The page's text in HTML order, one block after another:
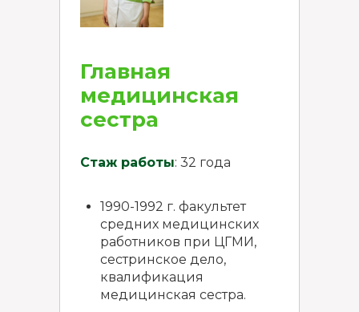
Главная
медицинская
сестра
Стаж работы: 32 года
1990-1992 г. факультет
средних медицинских
работников при ЦГМИ,
сестринское дело,
квалификация
медицинская сестра.